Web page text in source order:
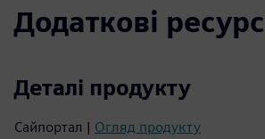
Додаткові
Деталі продукту
Сайпортал | Огляд продукту